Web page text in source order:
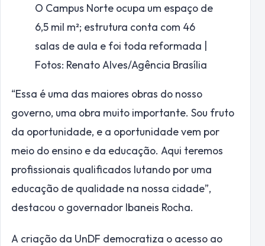
O Campus Norte ocupa um espaço de
6,5 mil m²; estrutura conta com 46
salas de aula e foi toda reformada |
Fotos: Renato Alves/Agência Brasília
“Essa é uma das maiores obras do nosso
governo, uma obra muito importante. Sou fruto
da oportunidade, e a oportunidade vem por
meio do ensino e da educação. Aqui teremos
profissionais qualificados lutando por uma
educação de qualidade na nossa cidade”,
destacou o governador Ibaneis Rocha.
A criação da UnDF democratiza o acesso ao